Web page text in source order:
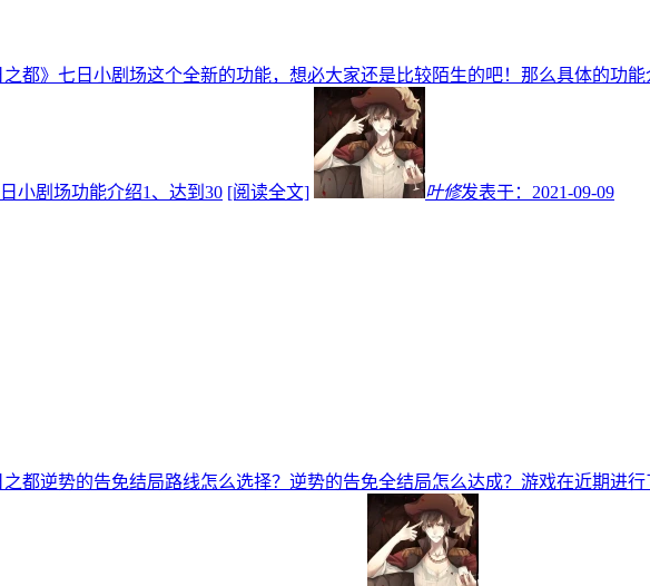
之都》七日小剧场这个全新的功能，想必大家还是比较陌生的吧！那么具体的功
小剧场功能介绍1、达到30 [阅读全文] 叶修发表于： 2021-09-09
之都逆势的告免结局路线怎么选择？逆势的告免全结局怎么达成？游戏在近期进